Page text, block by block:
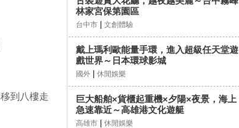
到八樓走
林家宮保第園區
台中市 文創體驗
戴上瑪利歐能量手環，進入超級任天堂遊
戲世界～日本環球影城
國外 休閒娛樂
巨大船舶×貨櫃起重機×夕陽×夜景，海上
急速靠近～高雄港文化遊艇
高雄市 休閒娛樂